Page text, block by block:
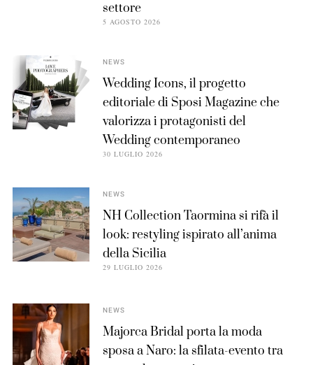
settore
5 AGOSTO 2026
NEWS
Wedding Icons, il progetto
editoriale di Sposi Magazine che
valorizza i protagonisti del
Wedding contemporaneo
30 LUGLIO 2026
NEWS
NH Collection Taormina si rifà il
look: restyling ispirato all’anima
della Sicilia
29 LUGLIO 2026
NEWS
Majorca Bridal porta la moda
sposa a Naro: la sfilata-evento tra